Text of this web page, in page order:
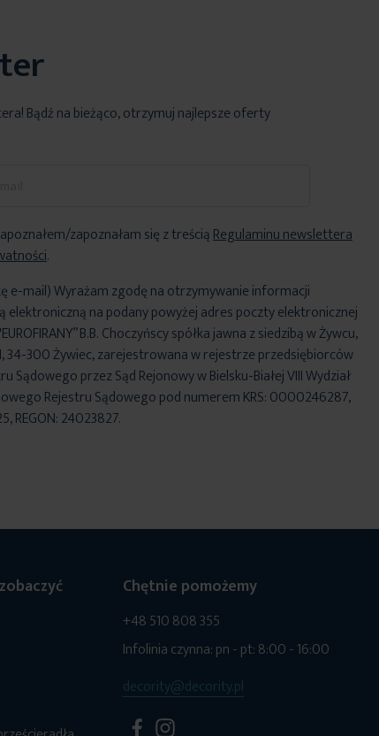
Bądź na bieżąco, otrzymuj najlepsze oferty
zapoznałam się z treściąRegulaminu newslettera
.
e-mail) Wyrażam zgodę na otrzymywanie informacji
elektroniczną na podany powyżej adres poczty elektronicznej
B.B. Choczyńscy spółka jawna z siedzibą w Żywcu,
34-300 Żywiec, zarejestrowana w rejestrze przedsiębiorców
Sądowego przez Sąd Rejonowy w Bielsku-Białej VIII Wydział
Rejestru Sądowego pod numerem KRS: 0000246287,
REGON: 24023827.
Chętnie pomożemy
+48 510 808 355
Infolinia czynna: pn - pt: 8:00 - 16:00
decority@decority.pl